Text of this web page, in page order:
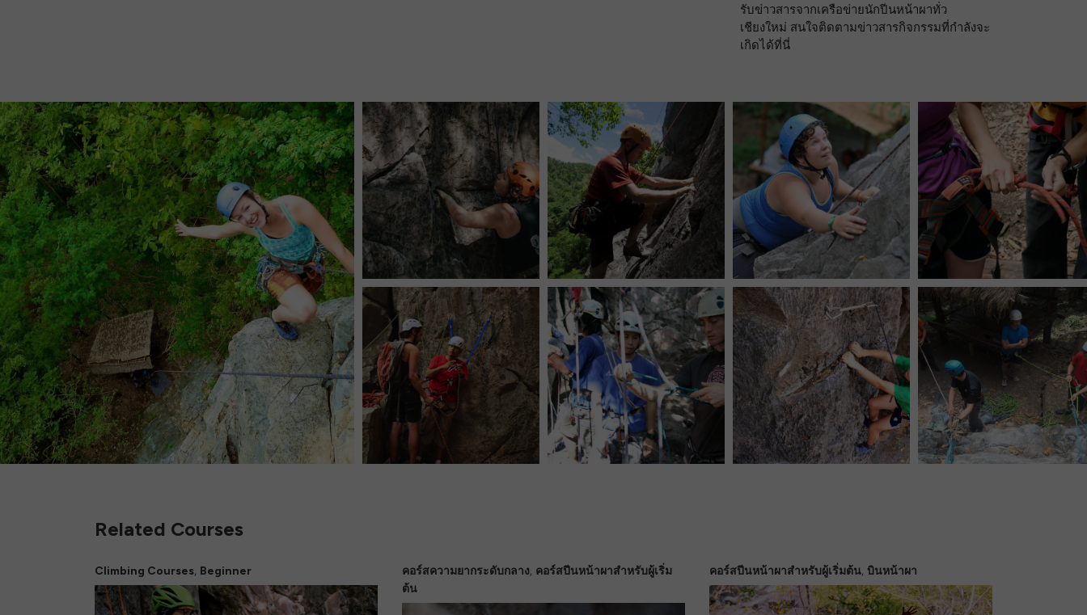
รับข่าวสารจากเครือข่ายนักปีนหน้าผาทั่ว
เชียงใหม่ สนใจติดตามข่าวสารกิจกรรมที่กำลังจะ
เกิดได้ที่นี่
Related Courses
Climbing Courses, Beginner คอร์สความยากระดับกลาง, คอร์สปีนหน้าผาสำหรับผู้เริ่ม
ต้น
คอร์สปีนหน้าผาสำหรับผู้เริ่มต้น, บินหน้าผา